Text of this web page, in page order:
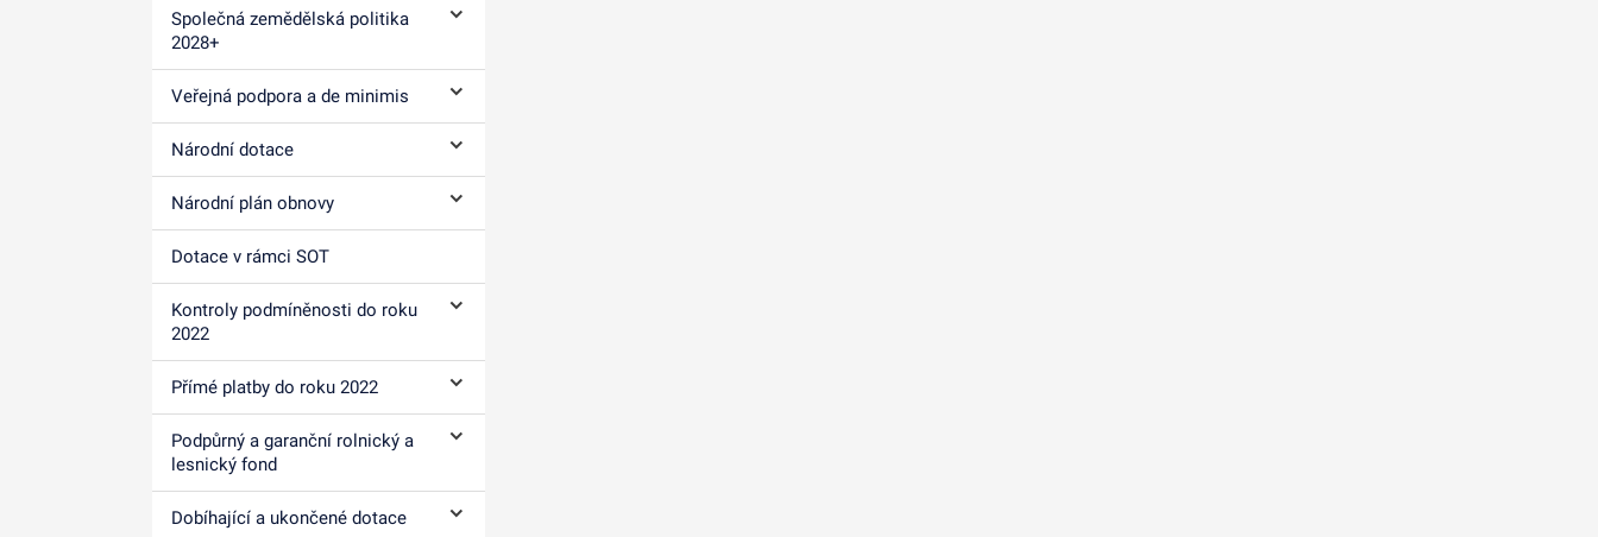
Společná zemědělská politika
2028+
Veřejná podpora a de minimis
Národní dotace
Národní plán obnovy
Dotace v rámci SOT
Kontroly podmíněnosti do roku
2022
Přímé platby do roku 2022
Podpůrný a garanční rolnický a
lesnický fond
Dobíhající a ukončené dotace